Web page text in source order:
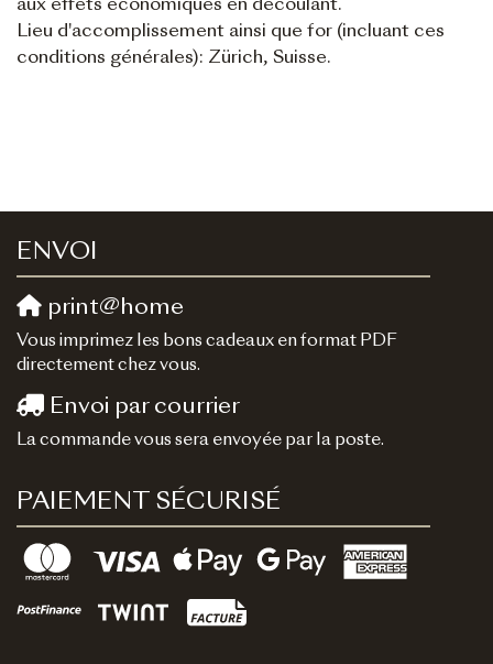
aux effets économiques en découlant.
Lieu d'accomplissement ainsi que for (incluant ces
conditions générales): Zürich, Suisse.
ENVOI
print@home
Vous imprimez les bons cadeaux en format PDF
directement chez vous.
Envoi par courrier
La commande vous sera envoyée par la poste.
PAIEMENT SÉCURISÉ